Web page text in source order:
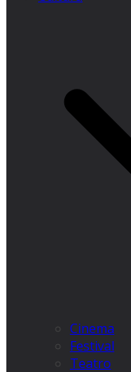
Cinema
Festival
Teatro